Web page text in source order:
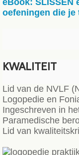
eBook: SLISSEN
oefeningen die
KWALITEIT
Lid van de NVLF
Logopedie en
Ingeschreven in
Paramedische
Lid van